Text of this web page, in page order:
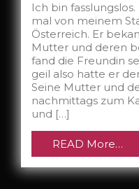
Ich bin
mal von meinem
Österreich. Er
Mutter und deren
fand die Freundin
geil also hatte er
Seine Mutter und
nachmittags zum
und […]
READ More…